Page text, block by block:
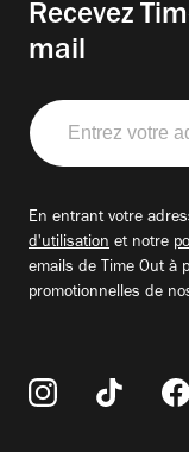
Recevez
mail
Entrez
votre
adresse
En entrant votre
d'utilisation et notre
emails de Time Out à
promotionnelles de